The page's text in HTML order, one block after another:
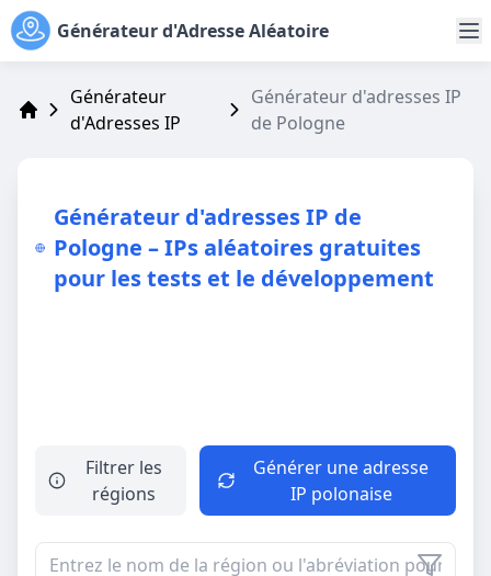
Générateur d'Adresse Aléatoire
Address Generator
Générateur
d'Adresses IP
Générateur d'adresses IP
de Pologne
Générateur d'adresses IP de
Pologne – IPs aléatoires gratuites
pour les tests et le développement
Filtrer les
régions
Générer une adresse
IP polonaise